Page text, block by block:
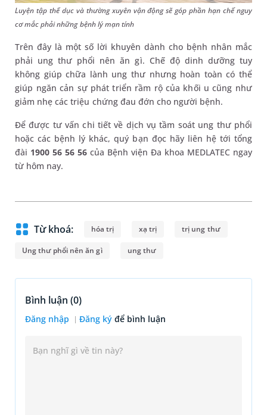
Luyện tập thể dục và thường xuyên vận động sẽ góp phần hạn chế nguy
cơ mắc phải những bệnh lý mạn tính
Trên đây là một số lời khuyên dành cho bệnh nhân mắc
phải ung thư phổi nên ăn gì. Chế độ dinh dưỡng tuy
không giúp chữa lành ung thư nhưng hoàn toàn có thể
giúp ngăn cản sự phát triển rầm rộ của khối u cũng như
giảm nhẹ các triệu chứng đau đớn cho người bệnh.
Để được tư vấn chi tiết về dịch vụ tầm soát ung thư phổi
hoặc các bệnh lý khác, quý bạn đọc hãy liên hệ tới tổng
đài 1900 56 56 56của Bệnh viện Đa khoa MEDLATEC ngay
từ hôm nay.
Từ khoá: hóa trị xạ trị trị ung thư
Ung thư phổi nên ăn gì ung thư
Bình luận (0)
Đăng nhập Đăng ký để bình luận